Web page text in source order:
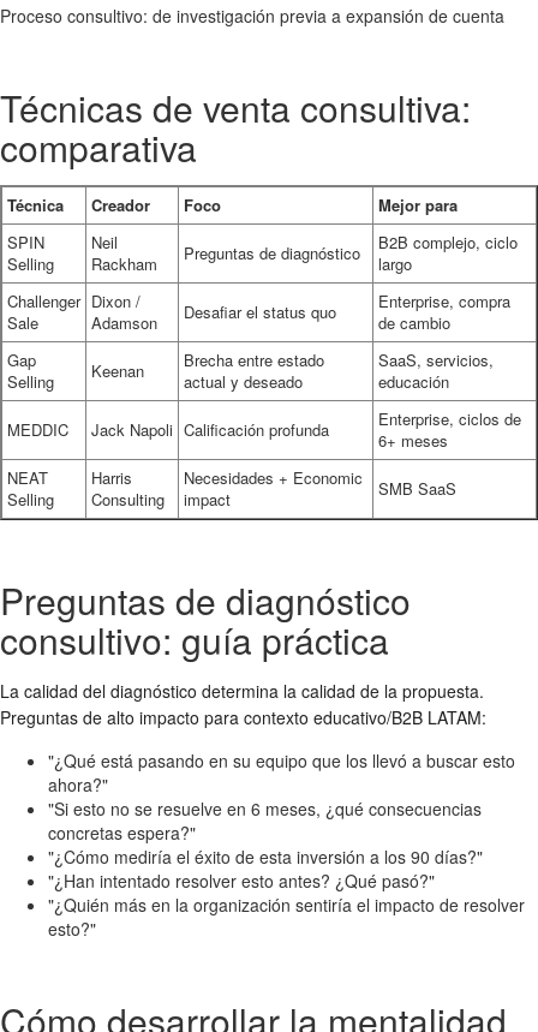
Proceso consultivo: de investigación previa a expansión de cuenta
Técnicas de venta consultiva:
comparativa
Técnica Creador Foco
Mejor para
SPIN
Selling
Neil
Rackham
Preguntas de diagnóstico
B2B complejo, ciclo
largo
Challenger
Sale
Dixon /
Adamson
Desafiar el status quo
Enterprise, compra
de cambio
Gap
Selling
Keenan
Brecha entre estado
actual y deseado
SaaS, servicios,
educación
MEDDIC Jack Napoli Calificación profunda
Enterprise, ciclos de
6+ meses
NEAT
Selling
Harris
Consulting
Necesidades + Economic
impact
SMB SaaS
Preguntas de diagnóstico
consultivo: guía práctica
La calidad del diagnóstico determina la calidad de la propuesta.
Preguntas de alto impacto para contexto educativo/B2B LATAM:
"¿Qué está pasando en su equipo que los llevó a buscar esto
ahora?"
"Si esto no se resuelve en 6 meses, ¿qué consecuencias
concretas espera?"
"¿Cómo mediría el éxito de esta inversión a los 90 días?"
"¿Han intentado resolver esto antes? ¿Qué pasó?"
"¿Quién más en la organización sentiría el impacto de resolver
esto?"
Cómo desarrollar la mentalidad